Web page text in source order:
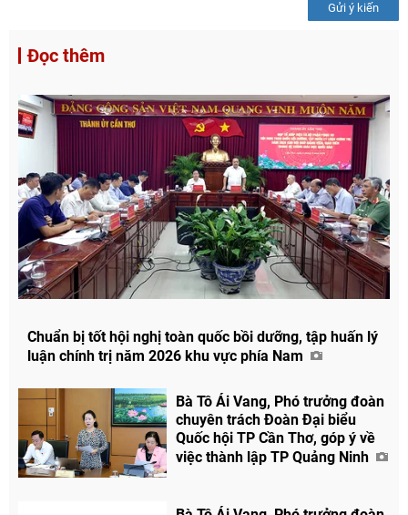
Gửi ý kiến
Đọc thêm
Chuẩn bị tốt hội nghị toàn quốc bồi dưỡng, tập huấn lý
luận chính trị năm 2026 khu vực phía Nam
Bà Tô Ái Vang, Phó trưởng đoàn
chuyên trách Đoàn Đại biểu
Quốc hội TP Cần Thơ, góp ý về
việc thành lập TP Quảng Ninh